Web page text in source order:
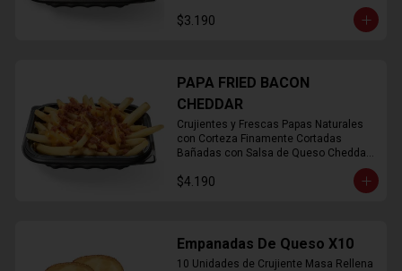
$3.190
PAPA FRIED BACON
CHEDDAR
Crujientes y Frescas Papas Naturales
con Corteza Finamente Cortadas
Bañadas con Salsa de Queso Cheddar
$4.190
Empanadas De Queso X10
10 Unidades de Crujiente Masa Rellena